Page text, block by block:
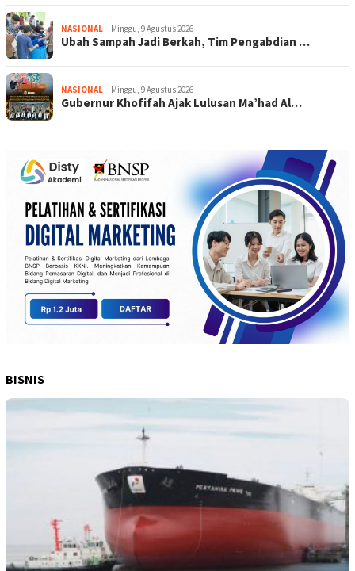
NASIONAL Minggu, 9 Agustus 2026
Ubah Sampah Jadi Berkah, Tim Pengabdian …
NASIONAL Minggu, 9 Agustus 2026
Gubernur Khofifah Ajak Lulusan Ma’had Al…
BISNIS